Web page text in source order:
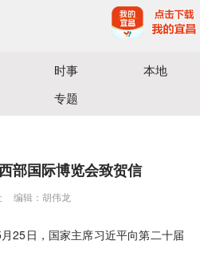
时事
本地
专题
部国际博览会致贺信
编辑：胡伟龙
25日，国家主席习近平向第二十届